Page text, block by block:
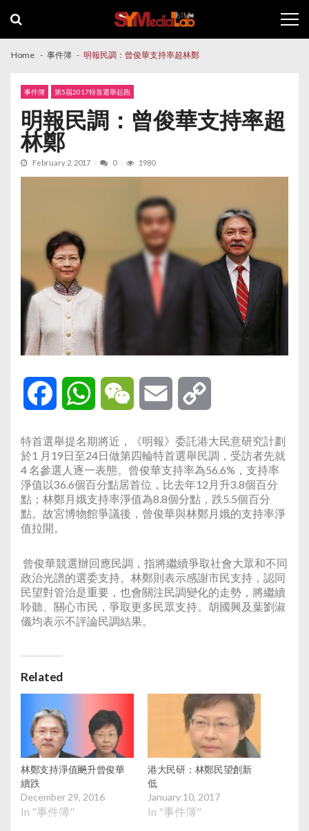
navigation
content
Home 事件簿 明報民調：曾俊華支持率超林鄭
事件簿 第5屆2017特首選舉起跑
明報民調：曾俊華支持率超
林鄭
February 2, 2017 0 1980
Facebook WhatsAppWeChat Email
特首選舉提名期將近，《明報》委託港大民意研究計劃
於1 月19日至24日做第四輪特首選舉民調，受訪者先就
4 名參選人逐一表態。曾俊華支持率為56.6%，支持率
淨值以36.6個百分點居首位，比去年12月升3.8個百分
點；林鄭月娥支持率淨值為8.8個分點，跌5.5個百分
點。故宮博物館爭議後，曾俊華與林鄭月娥的支持率淨
值拉開。
曾俊華競選辦回應民調，指將繼續爭取社會大眾和不同
政治光譜的選委支持。林鄭則表示感謝市民支持，認同
民望對管治是重要，也會關注民調變化的走勢，將繼續
聆聽、關心市民，爭取更多民眾支持。胡國興及葉劉淑
儀均表示不評論民調結果。
Related
林鄭支持淨值飈升曾俊華
續跌
December 29, 2016
In "事件簿"
港大民研：林鄭民望創新
低
January 10, 2017
In "事件簿"